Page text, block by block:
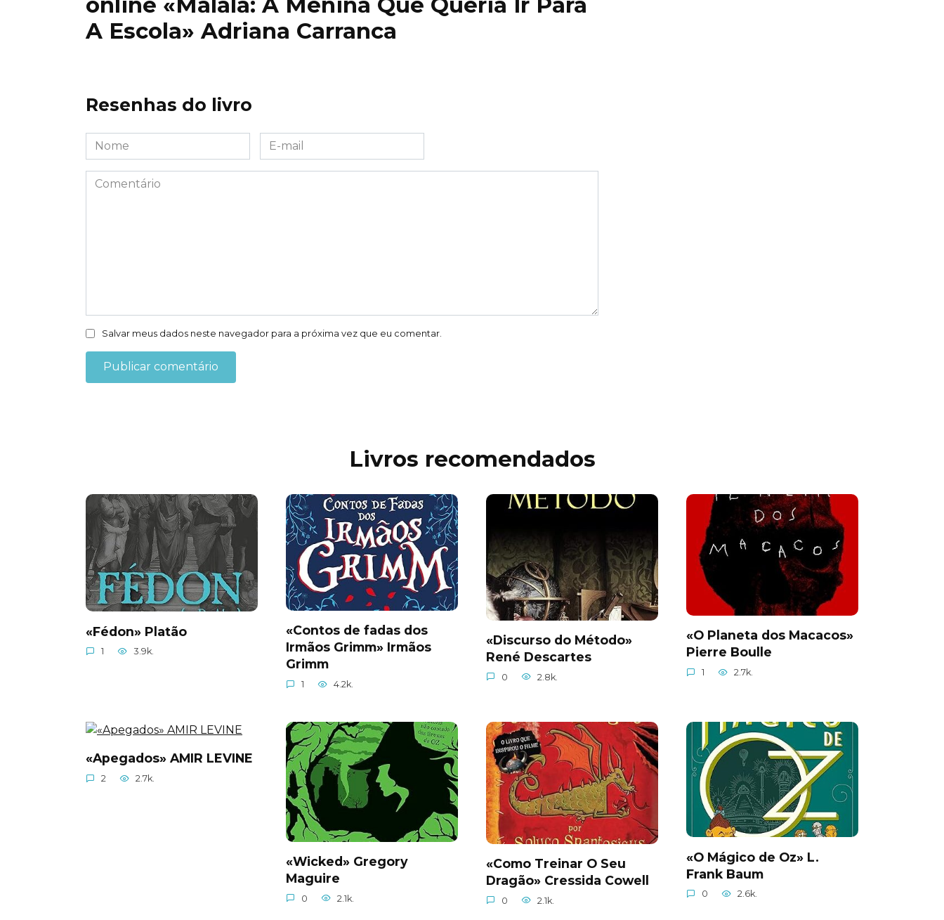
A Escola» Adriana Carranca
Resenhas do livro
Nome
*
E-
mail
*
Comentário
Salvar meus dados neste navegador para a próxima vez que eu comentar.
Livros recomendados
«Fédon» Platão
1 3.9k.
«Contos de fadas dos
Irmãos Grimm» Irmãos
Grimm
1 4.2k.
«Discurso do Método»
René Descartes
0 2.8k.
«O Planeta dos Macacos»
Pierre Boulle
1 2.7k.
«Apegados» AMIR LEVINE
2 2.7k.
«Wicked» Gregory
Maguire
0 2.1k.
«Como Treinar O Seu
Dragão» Cressida Cowell
0 2.1k.
«O Mágico de Oz» L.
Frank Baum
0 2.6k.